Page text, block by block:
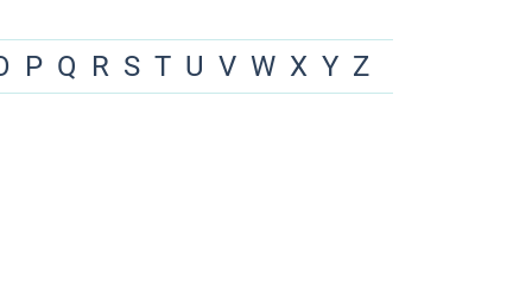
P Q R S T U V W X Y Z